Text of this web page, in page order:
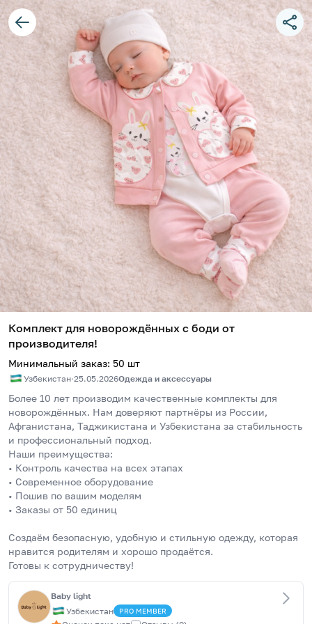
Комплект для новорождённых с боди от
производителя!
Минимальный заказ: 50 шт
Узбекистан·25.05.2026Одежда и аксессуары
Более 10 лет производим качественные комплекты для
новорождённых. Нам доверяют партнёры из России,
Афганистана, Таджикистана и Узбекистана за стабильность
и профессиональный подход.
Наши преимущества:
• Контроль качества на всех этапах
• Современное оборудование
• Пошив по вашим моделям
• Заказы от 50 единиц
Создаём безопасную, удобную и стильную одежду, которая
нравится родителям и хорошо продаётся.
Готовы к сотрудничеству!
Baby light
Узбекистан
PRO MEMBER